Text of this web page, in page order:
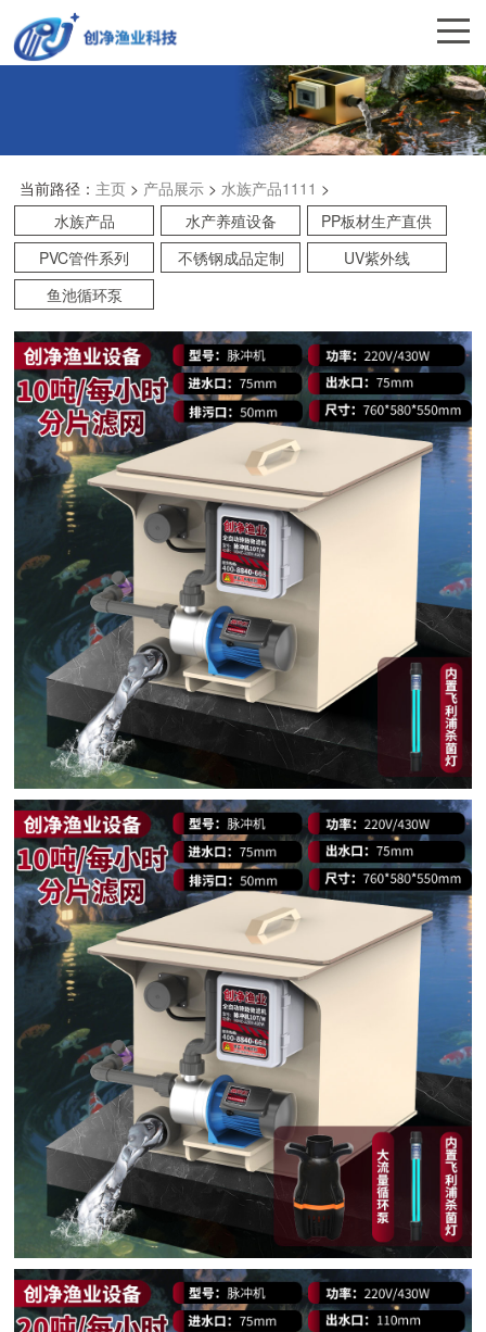
当前路径： 主页> 产品展示> 水族产品1111 >
水族产品
水产养殖设备
PP板材生产直供
PVC管件系列
不锈钢成品定制
UV紫外线
鱼池循环泵